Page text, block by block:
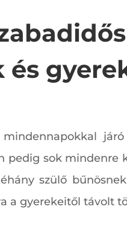
és
sok mindenre
szülő
a gyerekeitől távolt